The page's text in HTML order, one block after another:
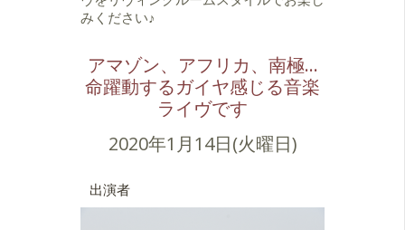
みください♪
アマゾン、アフリカ、南極…
命躍動するガイヤ感じる音楽
ライヴです
2020年1月14日(火曜日)
出演者